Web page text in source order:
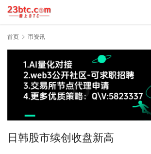
首页 币资讯
日韩股市续创收盘新高